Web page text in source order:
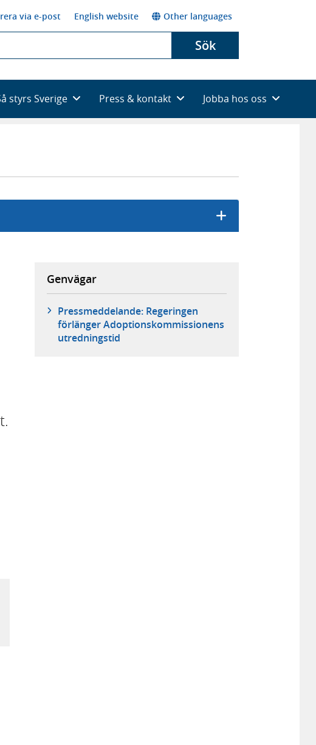
via e-post English website Other languages
Sök
styrs Sverige Press & kontakt Jobba hos oss
Genvägar
Pressmeddelande: Regeringen
förlänger Adoptionskommissionens
utredningstid